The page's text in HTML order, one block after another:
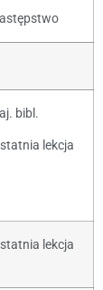
bibl.
lekcja
lekcja